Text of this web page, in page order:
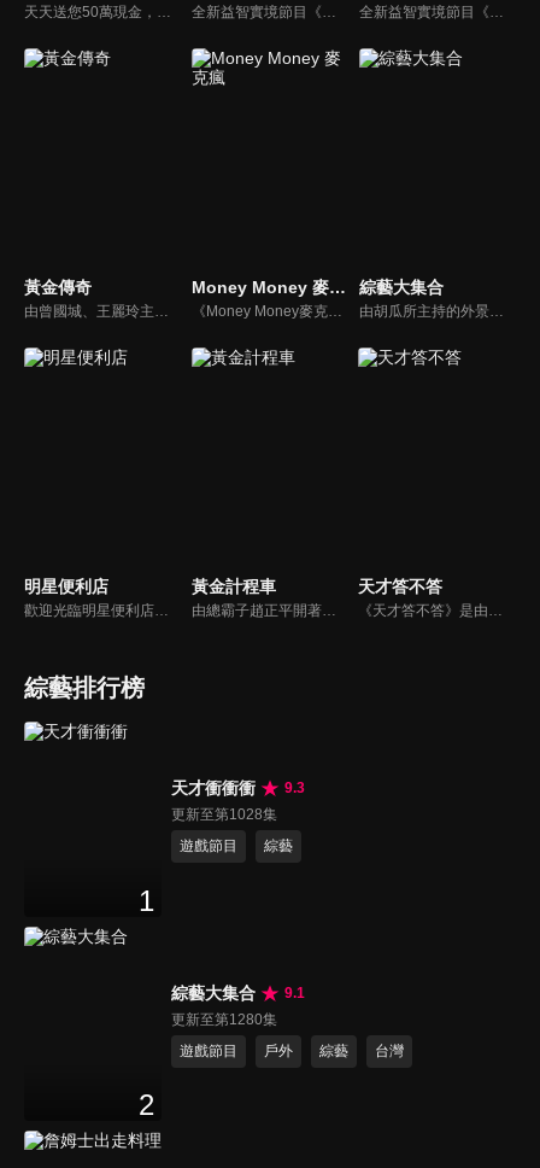
天天送您50萬現金，還有汽車大獎！不考智力、體力，挑戰家人、同事、同學、朋友互相了解的成渡和共同生活經驗。快來參加《財神向前衝》大獎通通送給您。 全新益智實境節目《全民星攻略》，由館長曾國城擔任把關者，考驗著每個來挑戰九宮格益智遊戲藝人明星。想要攻略九宮格關卡，透過創意聯想、邏輯推理、理想分析，才有機會獲取智慧星幣，帶走夢幻大獎。 全新益智實境節目《全民星攻略》，由館長曾國城擔任把關者，考驗著每個來挑戰九宮格益智遊戲藝人明星。想要攻略九宮格關卡，透過創意聯想、邏輯推理、理想分析，才有機會獲取智慧星幣，帶走夢幻大獎。
黃金傳奇
由曾國城、王麗玲主持，許多人記憶中的經典外景綜藝節目之一。每次闖關成功的隊伍，可獲得藏寶圖；拼湊出完整藏寶圖者，可憑著藏寶圖提示至寶箱放置處；最後以正確寶箱之正確答案鑰匙開啟成功者，除隊長本身外的每位參賽者，即可獲得價值新台幣5萬元之黃金金牌。
Money Money 麥克瘋
《Money Money麥克瘋》節目強調不比音準、不比音色，也不比外型、外貌、氣質、長相等如何，只強調只要歌詞記得牢，就可以參加比賽。
綜藝大集合
由胡瓜所主持的外景綜藝節目，秉持著「幸福好運到，獎金送夠夠」的精神，和眾多藝人與鄉親同樂玩遊戲拿獎金，介紹各地的人文、美食、特產等，提供豐富多元的內容，不間斷的笑料，讓您忘卻一切煩惱、開懷大笑。
明星便利店
歡迎光臨明星便利店！你覺得便利店裡面有什麼？關東煮？茶葉蛋？還是讓你尖叫的大明星？一家擁有明星的便利店，到底有多稀奇，你會不會想要光臨呢？
黃金計程車
由總霸子趙正平開著計程車在街頭隨機找尋搭車路人，進行機智問答，如果十題答對就可以拿走金元寶！如果沒有答對，就把當前獎金減一個0然後發放！另外節目中總霸子趙正平還會帶我們遍尋美食名景。
天才答不答
《天才答不答》是由吳宗憲和吳怡霈共同主持的益智節目。節目設立高額的獎金來考驗藝人們真實的人性，同時將題目立體化，讓你身歷其境去冒險答題。更有哪些出乎意料的處罰，讓藝人羞愧的不想再答錯！一個最接近「人性」與「真實」的益智節目，現在就讓吳宗憲帶你輕鬆玩轉知識。
綜藝排行榜
1
天才衝衝衝
9.3
更新至第1028集
遊戲節目
綜藝
2
綜藝大集合
9.1
更新至第1280集
遊戲節目
戶外 綜藝 台灣